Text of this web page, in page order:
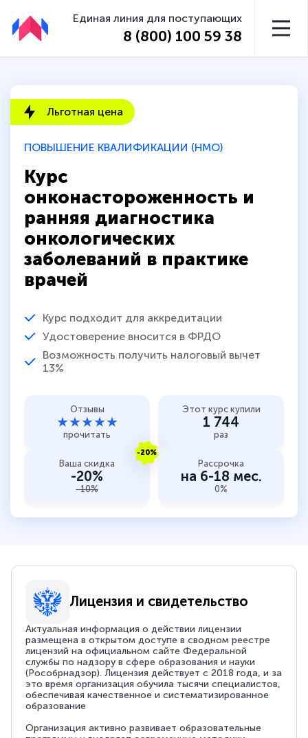
Единая линия для поступающих
8 (800) 100 59 38
ПОВЫШЕНИЕ КВАЛИФИКАЦИИ (НМО)
Курс
онконастороженность и
ранняя диагностика
онкологических
заболеваний в практике
врачей
Курс подходит для аккредитации
Удостоверение вносится в ФРДО
Возможность получить налоговый вычет
13%
Льготная цена
Отзывы
★★★★★
прочитать
Этот курс купили
1 744
раз
-20%
Ваша скидка
-20%
-10%
Рассрочка
на 6-18 мес.
0%
Лицензия и свидетельство
Актуальная информация о действии лицензии
размещена в открытом доступе в сводном реестре
лицензий на официальном сайте Федеральной
службы по надзору в сфере образования и науки
(Рособрнадзор). Лицензия действует с 2018 года, и за
это время организация обучила тысячи специалистов,
обеспечивая качественное и систематизированное
образование
Организация активно развивает образовательные